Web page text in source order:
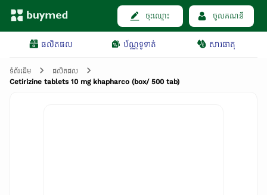
ចុះឈ្មោះ ចូលគណនី
ផលិតផល ប័ណ្ណទូទាត់ សារធាតុ
ទំព័រដើម
ផលិតផល
Cetirizine tablets 10 mg khapharco (box/ 500 tab)